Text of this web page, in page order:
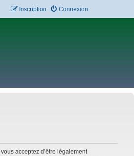
Connexion
Inscription
acceptez d’être légalement